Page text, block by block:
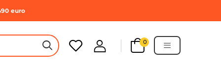
euro
HEADER SEARCH BUTTON
0